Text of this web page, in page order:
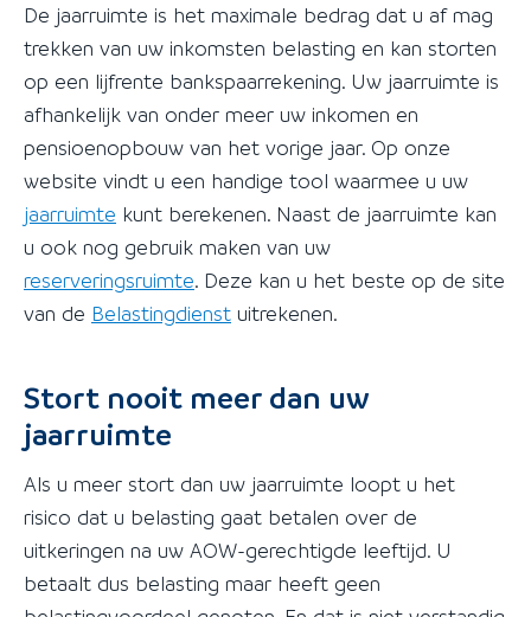
De jaarruimte is het maximale bedrag dat u af mag
trekken van uw inkomsten belasting en kan storten
op een lijfrente bankspaarrekening. Uw jaarruimte is
afhankelijk van onder meer uw inkomen en
pensioenopbouw van het vorige jaar. Op onze
website vindt u een handige tool waarmee u uw
jaarruimte kunt berekenen. Naast de jaarruimte kan
u ook nog gebruik maken van uw
reserveringsruimte. Deze kan u het beste op de site
van de Belastingdienst uitrekenen.
Stort nooit meer dan uw
jaarruimte
Als u meer stort dan uw jaarruimte loopt u het
risico dat u belasting gaat betalen over de
uitkeringen na uw AOW-gerechtigde leeftijd. U
betaalt dus belasting maar heeft geen